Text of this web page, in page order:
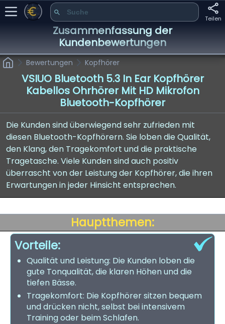
Teilen
Zusammenfassung der
Kundenbewertungen
Bewertungen Kopfhörer
VSIUO Bluetooth 5.3 In Ear Kopfhörer
Kabellos Ohrhörer Mit HD Mikrofon
Bluetooth-Kopfhörer
Die Kunden sind überwiegend sehr zufrieden mit
diesen Bluetooth-Kopfhörern. Sie loben die Qualität,
den Klang, den Tragekomfort und die praktische
Tragetasche. Viele Kunden sind auch positiv
überrascht von der Leistung der Kopfhörer, die ihren
Erwartungen in jeder Hinsicht entsprechen.
Hauptthemen:
Vorteile:
Qualität und Leistung: Die Kunden loben die
gute Tonqualität, die klaren Höhen und die
tiefen Bässe.
Tragekomfort: Die Kopfhörer sitzen bequem
und drücken nicht, selbst bei intensivem
Training oder beim Schlafen.